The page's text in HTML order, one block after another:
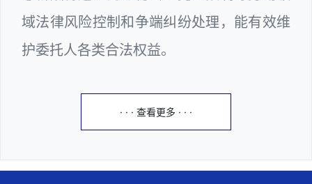
域法律风险控制和争端纠纷处理，能有效维
护委托人各类合法权益。
· · · 查看更多 · · ·